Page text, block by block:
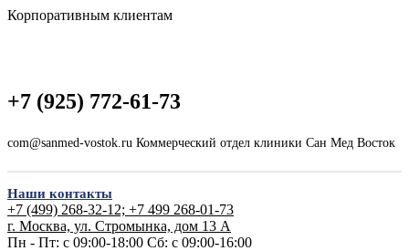
Корпоративным клиентам
+7 (925) 772-61-73
com@sanmed-vostok.ru Коммерческий отдел клиники Сан Мед Восток
Наши контакты
+7 (499) 268-32-12; +7 499 268-01-73
г. Москва, ул. Стромынка, дом 13 А
Пн - Пт: с 09:00-18:00 Сб: с 09:00-16:00